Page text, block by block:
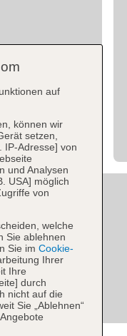
auf
können wir
setzen,
IP-Adresse] von
und Analysen
USA] möglich
von
welche
Sie ablehnen
Sie im Cookie-
Ihrer
Ihre
durch
nicht auf die
Sie „Ablehnen“